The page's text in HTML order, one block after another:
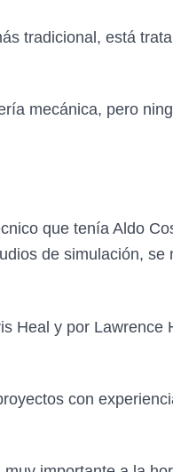
tradicional, está
mecánica, pero
que tenía Aldo
de simulación, se
Heal y por Lawrence
con